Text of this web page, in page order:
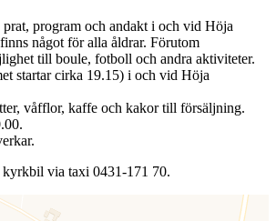
prat, program och andakt i och vid Höja
något för alla åldrar. Förutom
till boule, fotboll och andra aktiviteter.
startar cirka 19.15) i och vid Höja
våfflor, kaffe och kakor till försäljning.
kyrkbil via taxi 0431-171 70.